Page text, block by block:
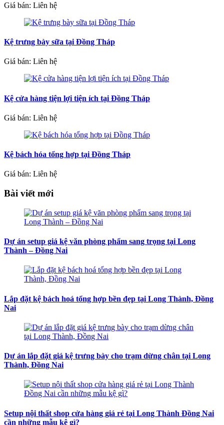
Giá bán: Liên hệ
Kệ trưng bày sữa tại Đồng Tháp
Giá bán: Liên hệ
Kệ cửa hàng tiện lợi tiện ích tại Đồng Tháp
Giá bán: Liên hệ
Kệ bách hóa tổng hợp tại Đồng Tháp
Giá bán: Liên hệ
Bài viết mới
Dự án setup giá kệ văn phòng phẩm sang trọng tại Long
Thành – Đồng Nai
Lắp đặt kệ bách hoá tổng hợp bền đẹp tại Long Thành, Đồng
Nai
Dự án lắp đặt giá kệ trưng bày cho trạm dừng chân tại Long
Thành, Đồng Nai
Setup nội thất shop cửa hàng giá rẻ tại Long Thành Đồng Nai
cần những mẫu kệ gì?